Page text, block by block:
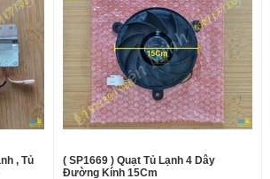
, Tủ
( SP1669 ) Quạt Tủ Lạnh 4 Dây
Đường Kính 15Cm